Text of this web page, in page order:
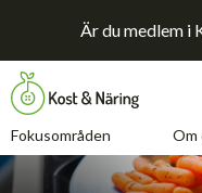
Är du medlem i
Fokusområden Om
Fokusområden